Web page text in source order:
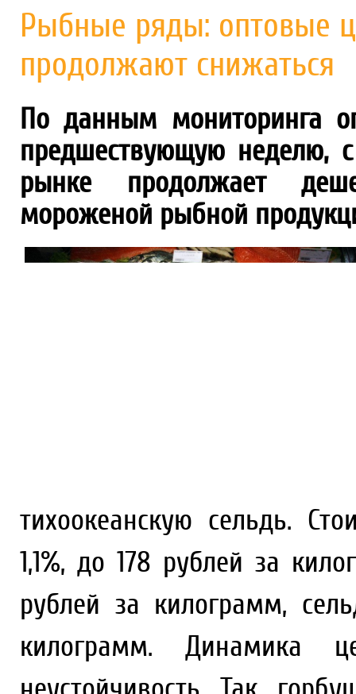
Рыбные ряды: оптовые
продолжают снижаться
По данным мониторинга
предшествующую неделю,
рынке продолжает
мороженой рыбной
тихоокеанскую сельдь.
1,1%, до 178 рублей за
рублей за килограмм,
килограмм. Динамика